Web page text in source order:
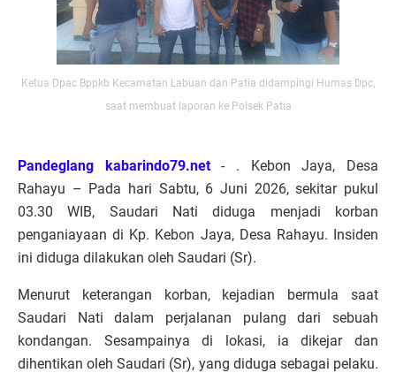
Ketua Dpac Bppkb Kecamatan Labuan dan Patia didampingi Humas Dpc,
saat membuat laporan ke Polsek Patia
Pandeglang kabarindo79.net- . Kebon Jaya, Desa
Rahayu – Pada hari Sabtu, 6 Juni 2026, sekitar pukul
03.30 WIB, Saudari Nati diduga menjadi korban
penganiayaan di Kp. Kebon Jaya, Desa Rahayu. Insiden
ini diduga dilakukan oleh Saudari (Sr).
Menurut keterangan korban, kejadian bermula saat
Saudari Nati dalam perjalanan pulang dari sebuah
kondangan. Sesampainya di lokasi, ia dikejar dan
dihentikan oleh Saudari (Sr), yang diduga sebagai pelaku.